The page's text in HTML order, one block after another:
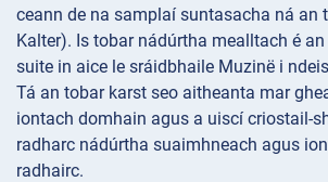
ceann de na samplaí suntasacha ná an
Kalter). Is tobar nádúrtha mealltach é
suite in aice le sráidbhaile Muzinë i
Tá an tobar karst seo aitheanta mar
iontach domhain agus a uiscí criostail-
radharc nádúrtha suaimhneach agus
radhairc.